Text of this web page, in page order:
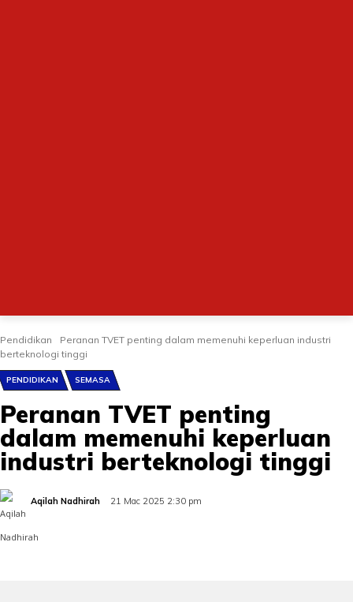
Pendidikan
Peranan TVET penting dalam memenuhi keperluan industri
berteknologi tinggi
PENDIDIKAN SEMASA
Peranan TVET penting
dalam memenuhi keperluan
industri berteknologi tinggi
Aqilah Nadhirah 21 Mac 2025 2:30 pm